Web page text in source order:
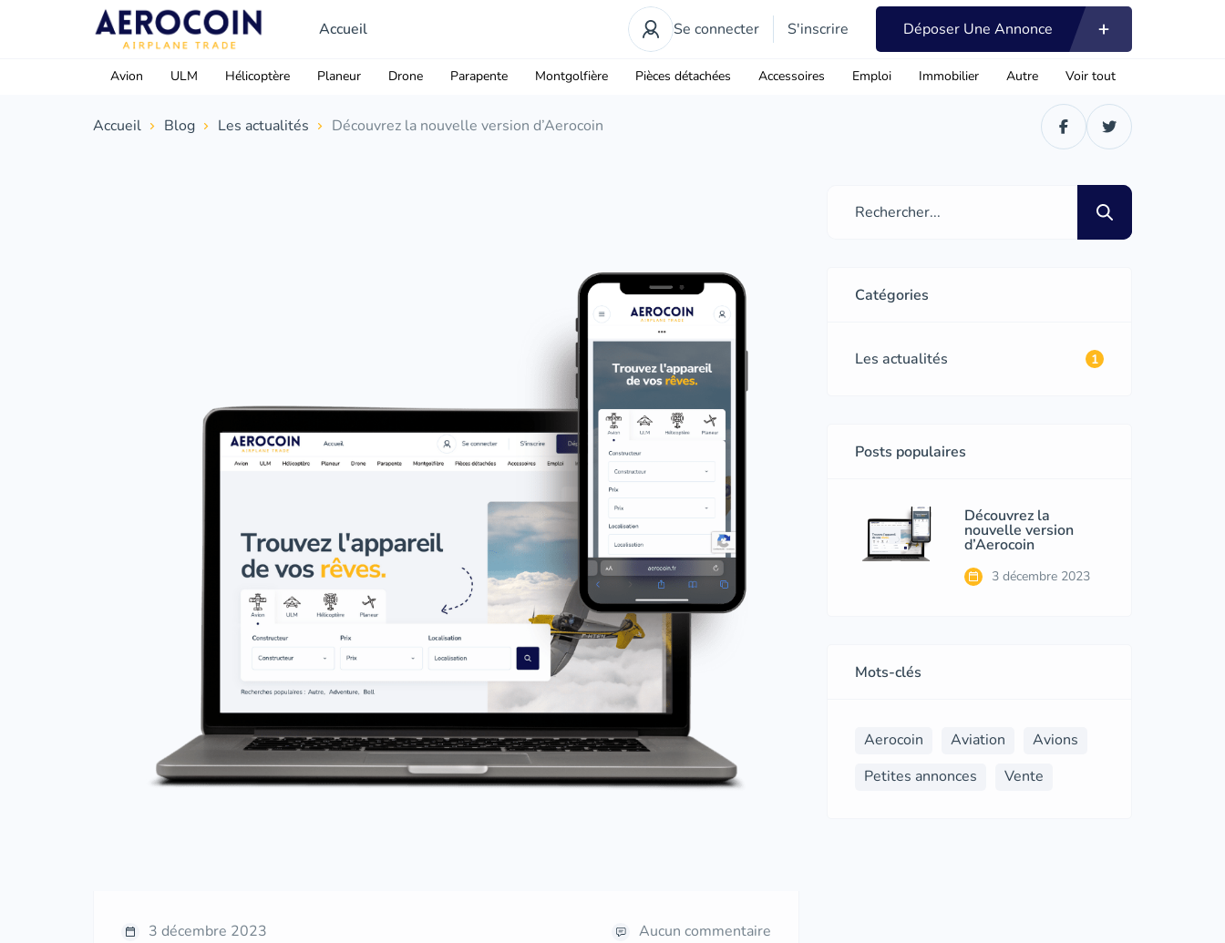
Accueil Se connecter S'inscrire Déposer Une Annonce
Avion ULM Hélicoptère Planeur Drone Parapente Montgolfière Pièces détachées Accessoires Emploi Immobilier Autre Voir tout
Accueil Blog Les actualités Découvrez la nouvelle version d’Aerocoin
3 décembre 2023 Aucun commentaire
Catégories
Les actualités 1
Posts populaires
Découvrez la
nouvelle version
d’Aerocoin
3 décembre 2023
Mots-clés
Aerocoin Aviation
Avions
Petites annonces
Vente